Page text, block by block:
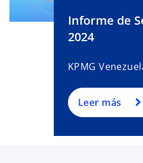
Informe de
2024
KPMG
Leer más